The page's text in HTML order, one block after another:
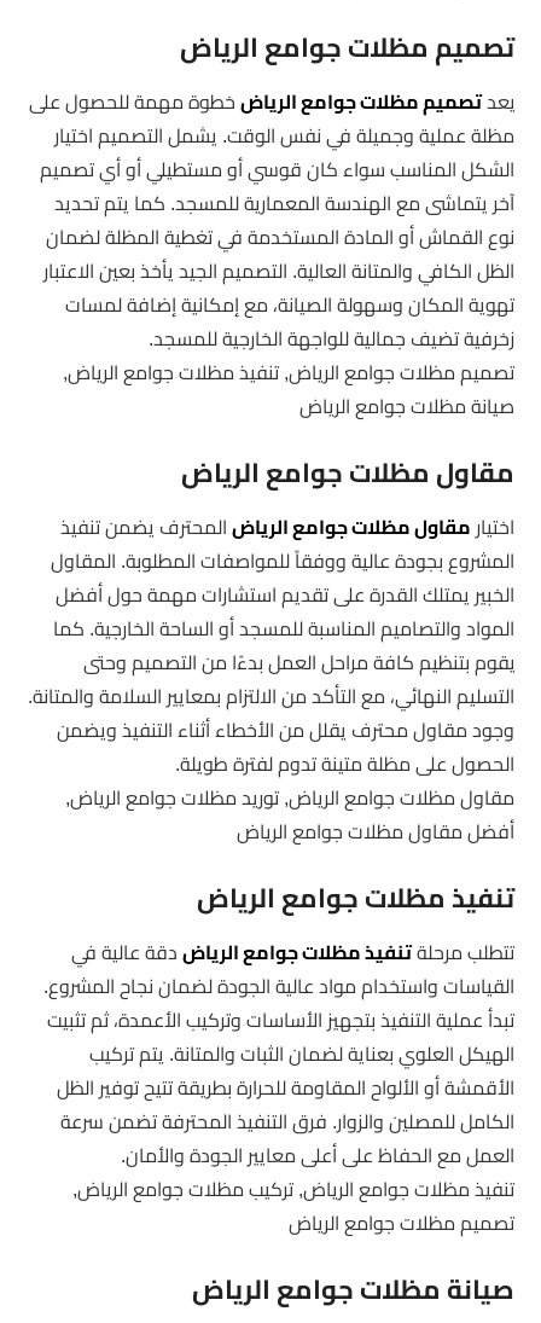
تصميم مظلات جوامع الرياض
يعدتصميم مظلات جوامع الرياضخطوة مهمة للحصول على
مظلة عملية وجميلة في نفس الوقت. يشمل التصميم اختيار
الشكل المناسب سواء كان قوسي أو مستطيلي أو أي تصميم
آخر يتماشى مع الهندسة المعمارية للمسجد. كما يتم تحديد
نوع القماش أو المادة المستخدمة في تغطية المظلة لضمان
الظل الكافي والمتانة العالية. التصميم الجيد يأخذ بعين الاعتبار
تهوية المكان وسهولة الصيانة، مع إمكانية إضافة لمسات
زخرفية تضيف جمالية للواجهة الخارجية للمسجد.
تصميم مظلات جوامع الرياض, تنفيذ مظلات جوامع الرياض,
صيانة مظلات جوامع الرياض
مقاول مظلات جوامع الرياض
اختيار مقاول مظلات جوامع الرياضالمحترف يضمن تنفيذ
المشروع بجودة عالية ووفقاً للمواصفات المطلوبة. المقاول
الخبير يمتلك القدرة على تقديم استشارات مهمة حول أفضل
المواد والتصاميم المناسبة للمسجد أو الساحة الخارجية. كما
يقوم بتنظيم كافة مراحل العمل بدءًا من التصميم وحتى
التسليم النهائي، مع التأكد من الالتزام بمعايير السلامة والمتانة.
وجود مقاول محترف يقلل من الأخطاء أثناء التنفيذ ويضمن
الحصول على مظلة متينة تدوم لفترة طويلة.
مقاول مظلات جوامع الرياض, توريد مظلات جوامع الرياض,
أفضل مقاول مظلات جوامع الرياض
تنفيذ مظلات جوامع الرياض
تتطلب مرحلةتنفيذ مظلات جوامع الرياضدقة عالية في
القياسات واستخدام مواد عالية الجودة لضمان نجاح المشروع.
تبدأ عملية التنفيذ بتجهيز الأساسات وتركيب الأعمدة، ثم تثبيت
الهيكل العلوي بعناية لضمان الثبات والمتانة. يتم تركيب
الأقمشة أو الألواح المقاومة للحرارة بطريقة تتيح توفير الظل
الكامل للمصلين والزوار. فرق التنفيذ المحترفة تضمن سرعة
العمل مع الحفاظ على أعلى معايير الجودة والأمان.
تنفيذ مظلات جوامع الرياض, تركيب مظلات جوامع الرياض,
تصميم مظلات جوامع الرياض
صيانة مظلات جوامع الرياض